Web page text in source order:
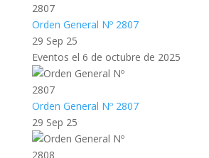
Orden General Nº 2807
29 Sep 25
Eventos el 6 de octubre de 2025
Orden General Nº 2807
29 Sep 25